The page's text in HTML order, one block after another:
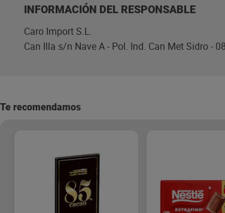
INFORMACIÓN DEL RESPONSABLE
Caro Import S.L.
Can Illa s/n Nave A - Pol. Ind. Can Met Sidro -
Te recomendamos